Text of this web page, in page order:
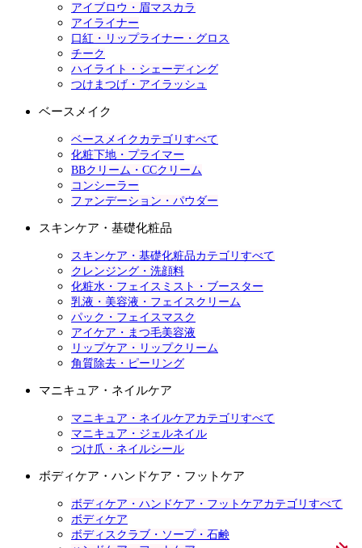
アイブロウ・眉マスカラ
アイライナー
口紅・リップライナー・グロス
チーク
ハイライト・シェーディング
つけまつげ・アイラッシュ
ベースメイク
ベースメイクカテゴリすべて
化粧下地・プライマー
BBクリーム・CCクリーム
コンシーラー
ファンデーション・パウダー
スキンケア・基礎化粧品
スキンケア・基礎化粧品カテゴリすべて
クレンジング・洗顔料
化粧水・フェイスミスト・ブースター
乳液・美容液・フェイスクリーム
パック・フェイスマスク
アイケア・まつ毛美容液
リップケア・リップクリーム
角質除去・ピーリング
マニキュア・ネイルケア
マニキュア・ネイルケアカテゴリすべて
マニキュア・ジェルネイル
つけ爪・ネイルシール
ボディケア・ハンドケア・フットケア
ボディケア・ハンドケア・フットケアカテゴリすべて
ボディケア
ボディスクラブ・ソープ・石鹸